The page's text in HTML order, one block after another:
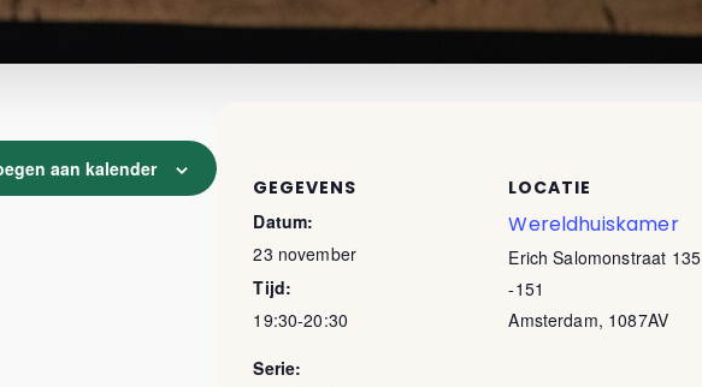
aan kalender
GEGEVENS
Datum:
23 november
Tijd:
19:30-20:30
Serie:
LOCATIE
Wereldhuiskamer
Erich Salomonstraat 135
-151
Amsterdam, 1087AV